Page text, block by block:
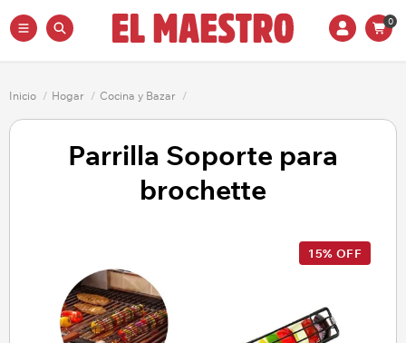
0
Inicio / Hogar / Cocina y Bazar /
Parrilla Soporte para
brochette
15% OFF